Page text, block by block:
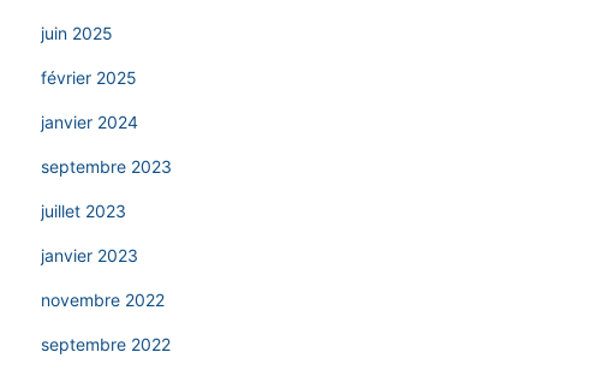
juin 2025
février 2025
janvier 2024
septembre 2023
juillet 2023
janvier 2023
novembre 2022
septembre 2022